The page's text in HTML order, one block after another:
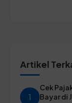
Artikel
1
Cek
Bayar di